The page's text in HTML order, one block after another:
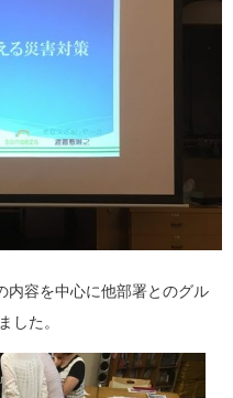
内容を中心に他部署とのグル
した。